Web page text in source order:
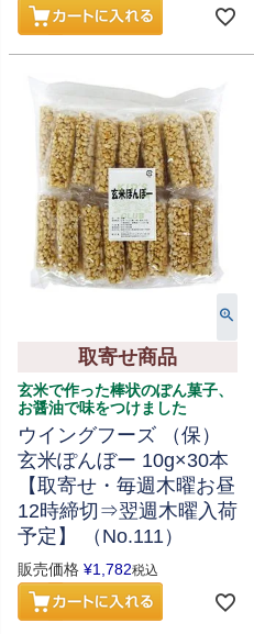
取寄せ商品
玄米で作った棒状のぽん菓子、
お醤油で味をつけました
ウイングフーズ （保）
玄米ぽんぼー 10g×30本
【取寄せ・毎週木曜お昼
12時締切⇒翌週木曜入荷
予定】 （No.111）
販売価格 ¥1,782税込